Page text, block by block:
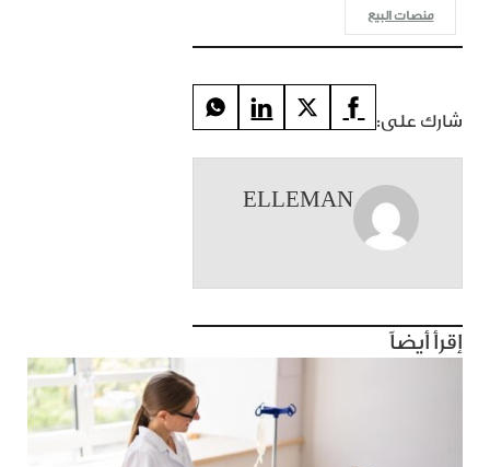
منصات البيع
شارك على:
ELLEMAN
إقرأ أيضاً